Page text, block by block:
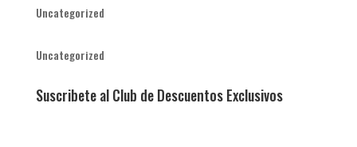
Uncategorized
Uncategorized
Suscribete al Club de Descuentos Exclusivos